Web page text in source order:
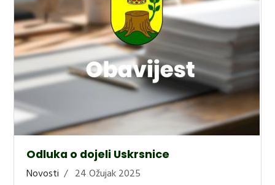
Odluka o dojeli Uskrsnice
Novosti
24 Ožujak 2025